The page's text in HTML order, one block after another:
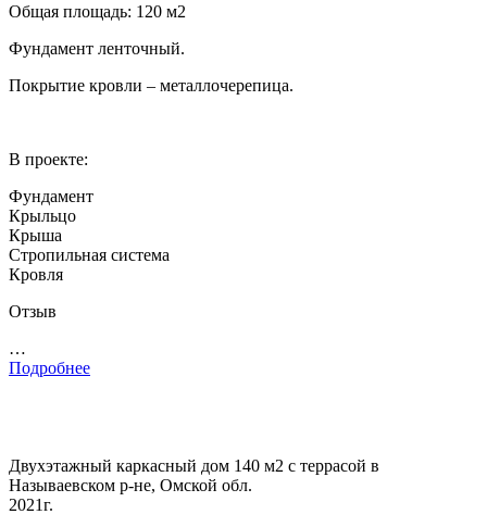
Общая площадь: 120 м2
Фундамент ленточный.
Покрытие кровли – металлочерепица.
В проекте:
Фундамент
Крыльцо
Крыша
Стропильная система
Кровля
Отзыв
…
Подробнее
Двухэтажный каркасный дом 140 м2 с террасой в
Называевском р-не, Омской обл.
2021г.